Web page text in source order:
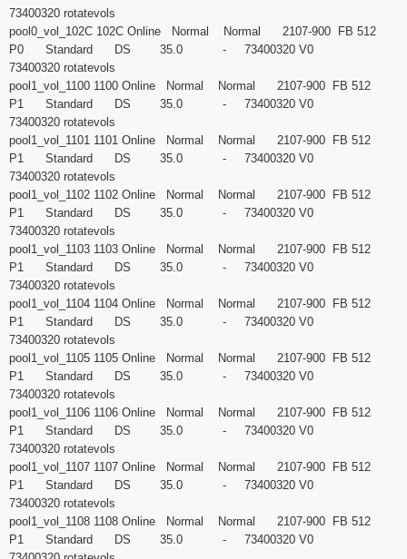
73400320 rotatevols
pool0_vol_102C 102C Online Normal Normal 2107-900 FB 512
P0 Standard DS 35.0 - 73400320 V0
73400320 rotatevols
pool1_vol_1100 1100 Online Normal Normal 2107-900 FB 512
P1 Standard DS 35.0 - 73400320 V0
73400320 rotatevols
pool1_vol_1101 1101 Online Normal Normal 2107-900 FB 512
P1 Standard DS 35.0 - 73400320 V0
73400320 rotatevols
pool1_vol_1102 1102 Online Normal Normal 2107-900 FB 512
P1 Standard DS 35.0 - 73400320 V0
73400320 rotatevols
pool1_vol_1103 1103 Online Normal Normal 2107-900 FB 512
P1 Standard DS 35.0 - 73400320 V0
73400320 rotatevols
pool1_vol_1104 1104 Online Normal Normal 2107-900 FB 512
P1 Standard DS 35.0 - 73400320 V0
73400320 rotatevols
pool1_vol_1105 1105 Online Normal Normal 2107-900 FB 512
P1 Standard DS 35.0 - 73400320 V0
73400320 rotatevols
pool1_vol_1106 1106 Online Normal Normal 2107-900 FB 512
P1 Standard DS 35.0 - 73400320 V0
73400320 rotatevols
pool1_vol_1107 1107 Online Normal Normal 2107-900 FB 512
P1 Standard DS 35.0 - 73400320 V0
73400320 rotatevols
pool1_vol_1108 1108 Online Normal Normal 2107-900 FB 512
P1 Standard DS 35.0 - 73400320 V0